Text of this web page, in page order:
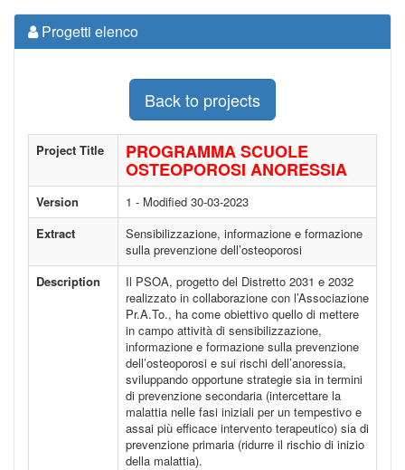
Progetti elenco
Back to projects
Project Title PROGRAMMA SCUOLE
OSTEOPOROSI ANORESSIA
Version
1 - Modified 30-03-2023
Extract
Sensibilizzazione, informazione e formazione
sulla prevenzione dell’osteoporosi
Description
Il PSOA, progetto del Distretto 2031 e 2032
realizzato in collaborazione con l’Associazione
Pr.A.To., ha come obiettivo quello di mettere
in campo attività di sensibilizzazione,
informazione e formazione sulla prevenzione
dell’osteoporosi e sui rischi dell’anoressia,
sviluppando opportune strategie sia in termini
di prevenzione secondaria (intercettare la
malattia nelle fasi iniziali per un tempestivo e
assai più efficace intervento terapeutico) sia di
prevenzione primaria (ridurre il rischio di inizio
della malattia).